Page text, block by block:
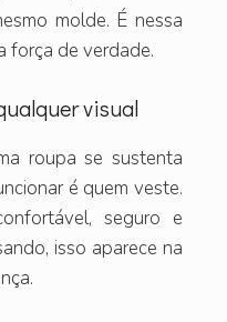
molde. É nessa
força de verdade.
visual
roupa se sustenta
é quem veste.
seguro e
isso aparece na